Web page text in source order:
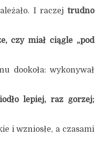
I raczejtrudno
czymiał ciągle „pod
dookoła: wykonywał
lepiej, raz gorzej;
i wzniosłe, a czasami